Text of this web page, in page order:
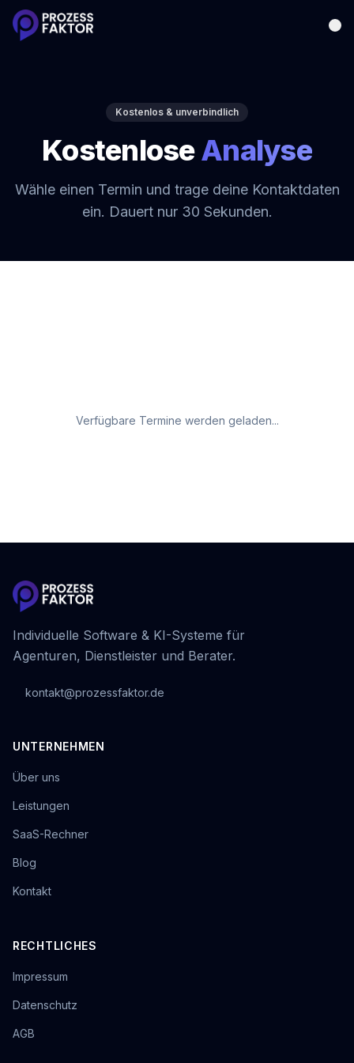
Kostenlos & unverbindlich
KostenloseAnalyse
Wähle einen Termin und trage deine Kontaktdaten
ein. Dauert nur 30 Sekunden.
Verfügbare Termine werden geladen...
Individuelle Software & KI-Systeme für
Agenturen, Dienstleister und Berater.
kontakt@prozessfaktor.de
UNTERNEHMEN
Über uns
Leistungen
SaaS-Rechner
Blog
Kontakt
RECHTLICHES
Impressum
Datenschutz
AGB